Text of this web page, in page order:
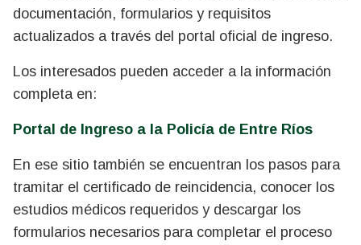
documentación, formularios y requisitos
actualizados a través del portal oficial de ingreso.
Los interesados pueden acceder a la información
completa en:
Portal de Ingreso a la Policía de Entre Ríos
En ese sitio también se encuentran los pasos para
tramitar el certificado de reincidencia, conocer los
estudios médicos requeridos y descargar los
formularios necesarios para completar el proceso